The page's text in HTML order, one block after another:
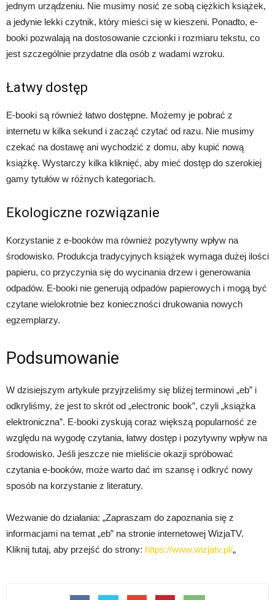
jednym urządzeniu. Nie musimy nosić ze sobą ciężkich książek,
a jedynie lekki czytnik, który mieści się w kieszeni. Ponadto, e-
booki pozwalają na dostosowanie czcionki i rozmiaru tekstu, co
jest szczególnie przydatne dla osób z wadami wzroku.
Łatwy dostęp
E-booki są również łatwo dostępne. Możemy je pobrać z
internetu w kilka sekund i zacząć czytać od razu. Nie musimy
czekać na dostawę ani wychodzić z domu, aby kupić nową
książkę. Wystarczy kilka kliknięć, aby mieć dostęp do szerokiej
gamy tytułów w różnych kategoriach.
Ekologiczne rozwiązanie
Korzystanie z e-booków ma również pozytywny wpływ na
środowisko. Produkcja tradycyjnych książek wymaga dużej ilości
papieru, co przyczynia się do wycinania drzew i generowania
odpadów. E-booki nie generują odpadów papierowych i mogą być
czytane wielokrotnie bez konieczności drukowania nowych
egzemplarzy.
Podsumowanie
W dzisiejszym artykule przyjrzeliśmy się bliżej terminowi „eb” i
odkryliśmy, że jest to skrót od „electronic book”, czyli „książka
elektroniczna”. E-booki zyskują coraz większą popularność ze
względu na wygodę czytania, łatwy dostęp i pozytywny wpływ na
środowisko. Jeśli jeszcze nie mieliście okazji spróbować
czytania e-booków, może warto dać im szansę i odkryć nowy
sposób na korzystanie z literatury.
Wezwanie do działania: „Zapraszam do zapoznania się z
informacjami na temat „eb” na stronie internetowej WizjaTV.
Kliknij tutaj, aby przejść do strony: https://www.wizjatv.pl/„